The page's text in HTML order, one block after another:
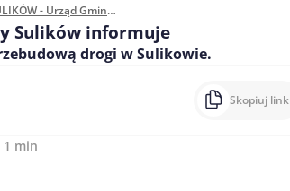
SULIKÓW - Urząd Gminy Sulików informuje
Sulików informuje
drogi w Sulikowie.
Skopiuj link
min